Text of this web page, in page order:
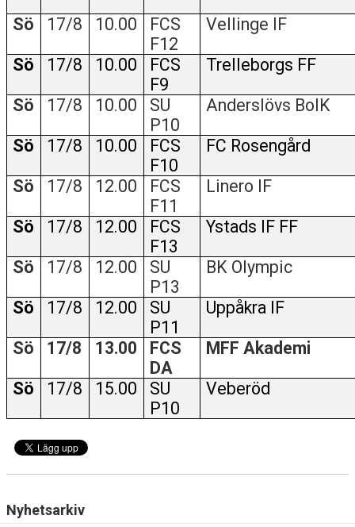
Sö 17/8 10.00
FCS
F12
Vellinge IF
Sö 17/8 10.00
FCS
F9
Trelleborgs FF
Sö 17/8 10.00
SU
P10
Anderslövs BoIK
Sö 17/8 10.00
FCS
F10
FC Rosengård
Sö 17/8 12.00
FCS
F11
Linero IF
Sö 17/8 12.00
FCS
F13
Ystads IF FF
Sö 17/8 12.00
SU
P13
BK Olympic
Sö 17/8 12.00
SU
P11
Uppåkra IF
Sö 17/8 13.00
FCS
DA
MFF Akademi
Sö 17/8 15.00
SU
P10
Veberöd
Nyhetsarkiv